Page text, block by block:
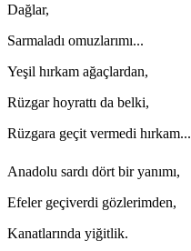
Dağlar,
Sarmaladı omuzlarımı...
Yeşil hırkam ağaçlardan,
Rüzgar hoyrattı da belki,
Rüzgara geçit vermedi hırkam...
Anadolu sardı dört bir yanımı,
Efeler geçiverdi gözlerimden,
Kanatlarında yiğitlik.